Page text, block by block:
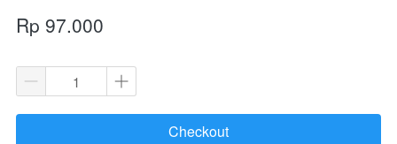
Rp 97.000
`
Checkout